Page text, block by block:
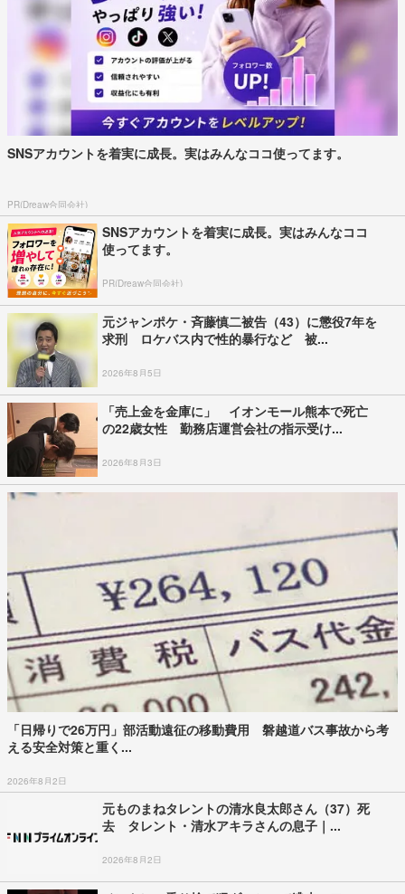
SNSアカウントを着実に成長。実はみんなココ使ってます。
PR(Dreaw合同会社)
SNSアカウントを着実に成長。実はみんなココ
使ってます。
PR(Dreaw合同会社)
元ジャンポケ・斉藤慎二被告（43）に懲役7年を
求刑 ロケバス内で性的暴行など 被...
2026年8月5日
「売上金を金庫に」 イオンモール熊本で死亡
の22歳女性 勤務店運営会社の指示受け...
2026年8月3日
「日帰りで26万円」部活動遠征の移動費用 磐越道バス事故から考
える安全対策と重く...
2026年8月2日
元ものまねタレントの清水良太郎さん（37）死
去 タレント・清水アキラさんの息子｜...
2026年8月2日